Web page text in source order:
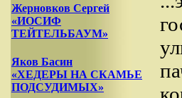
Жерновков Сергей
«ИОСИФ
ТЕЙТЕЛЬБАУМ»
Яков Басин
«ХЕДЕРЫ НА СКАМЬЕ
ПОДСУДИМЫХ»